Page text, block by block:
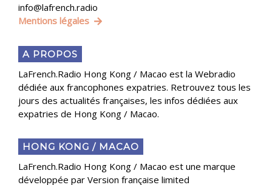
info@lafrench.radio
Mentions légales
A PROPOS
LaFrench.Radio Hong Kong / Macao est la Webradio
dédiée aux francophones expatries. Retrouvez tous les
jours des actualités françaises, les infos dédiées aux
expatries de Hong Kong / Macao.
HONG KONG / MACAO
LaFrench.Radio Hong Kong / Macao est une marque
développée par Version française limited